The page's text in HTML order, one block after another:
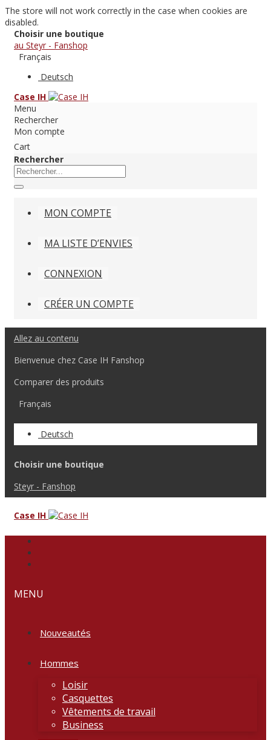
The store will not work correctly in the case when cookies are
disabled.
Choisir une boutique
au Steyr - Fanshop
Français
Deutsch
Case IH
Menu
Rechercher
Mon compte
Cart
Rechercher
MON COMPTE
MA LISTE D’ENVIES
CONNEXION
CRÉER UN COMPTE
Allez au contenu
Bienvenue chez Case IH Fanshop
Comparer des produits
Français
Deutsch
Choisir une boutique
Steyr - Fanshop
Case IH
MENU
Nouveautés
Hommes
Loisir
Casquettes
Vêtements de travail
Business